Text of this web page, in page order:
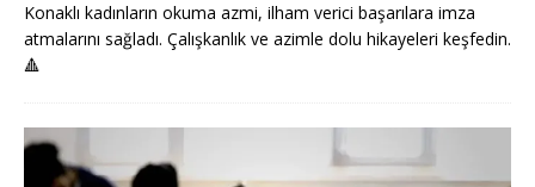
Konaklı kadınların okuma azmi, ilham verici başarılara imza
atmalarını sağladı. Çalışkanlık ve azimle dolu hikayeleri keşfedin.
🔺